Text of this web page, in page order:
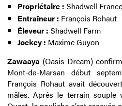
Propriétaire : Shadwell France
Entraîneur : François Rohaut
Éleveur : Shadwell Farm
Jockey : Maxime Guyon
Zawaaya (Oasis Dream)
Mont-de-Marsan début
François Rohaut avait
mâles. Après le terrain